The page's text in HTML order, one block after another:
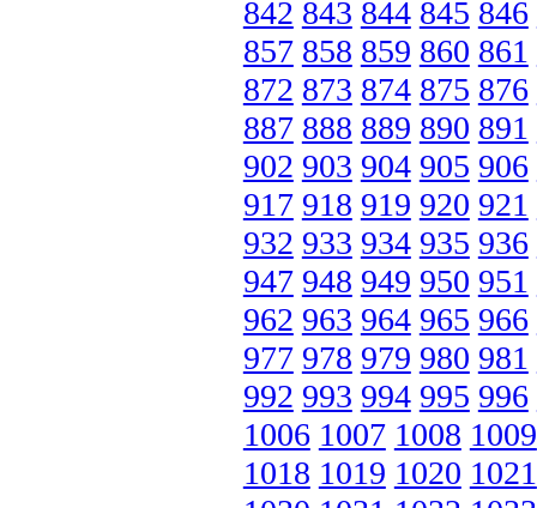
842 843 844 845 846
857 858 859 860 861
872 873 874 875 876
887 888 889 890 891
902 903 904 905 906
917 918 919 920 921
932 933 934 935 936
947 948 949 950 951
962 963 964 965 966
977 978 979 980 981
992 993 994 995 996
1006 1007 1008 1009
1018 1019 1020 1021